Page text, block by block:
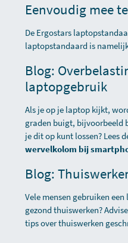
Eenvoudig mee
De Ergostars
laptopstandaard is
Blog:
laptopgebruik
Als je op je laptop kijkt,
graden buigt, bijvoorbeeld
je dit op kunt lossen? Lees
wervelkolom bij
Blog:
Vele mensen gebruiken
gezond thuiswerken?
tips over thuiswerken